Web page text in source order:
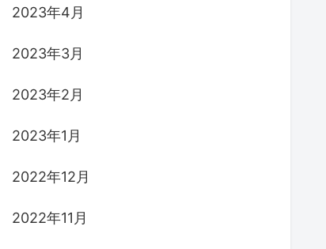
2023年4月
2023年3月
2023年2月
2023年1月
2022年12月
2022年11月